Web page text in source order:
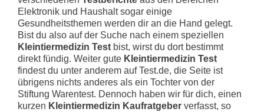
Elektronik und Haushalt sogar einige
Gesundheitsthemen werden dir an die Hand gelegt.
Bist du also auf der Suche nach einem speziellen
Kleintiermedizin Test bist, wirst du dort bestimmt
direkt fündig. Weiter gute Kleintiermedizin Test
findest du unter anderem auf Test.de, die Seite ist
übrigens nichts anderes als ein Tochter von der
Stiftung Warentest. Dennoch haben wir für dich, einen
kurzen Kleintiermedizin Kaufratgeber verfasst, so